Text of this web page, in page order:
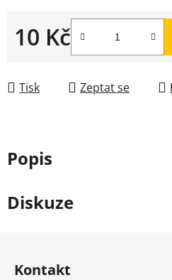
10 Kč
Měrná cena:
Tisk Zeptat se
Popis
Diskuze
Kontakt